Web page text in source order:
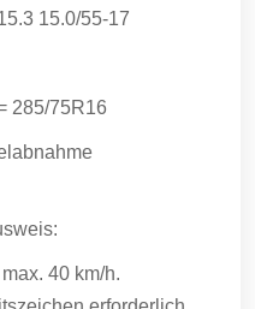
15.0/55-17
285/75R16
40 km/h.